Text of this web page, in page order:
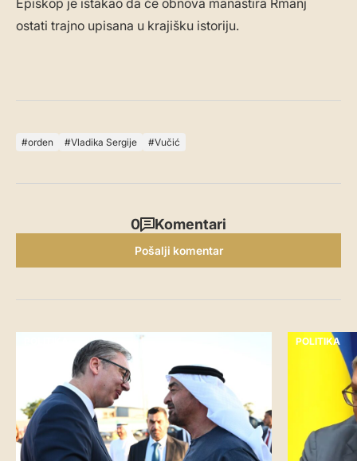
Episkop je istakao da će obnova manastira Rmanj
ostati trajno upisana u krajišku istoriju.
orden Vladika Sergije Vučić
0 Komentari
Pošalji komentar
POLITIKA